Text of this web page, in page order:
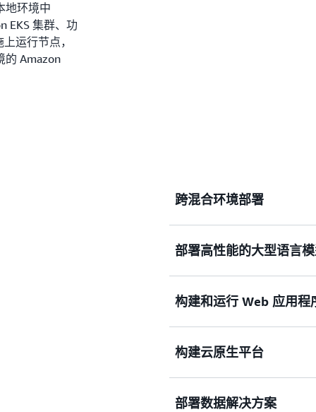
地环境中
EKS 集群、功
运行节点，
的 Amazon
跨混合环境部署
使用 Amazon EKS 统
您的现代化改造计划。
部署高性能的大型语言模
部署安全、可扩展、高
[包括图形处理单元（
练和推理。
构建和运行 Web 应用程
利用开箱即用的联网和
构建云原生平台
部署数据解决方案